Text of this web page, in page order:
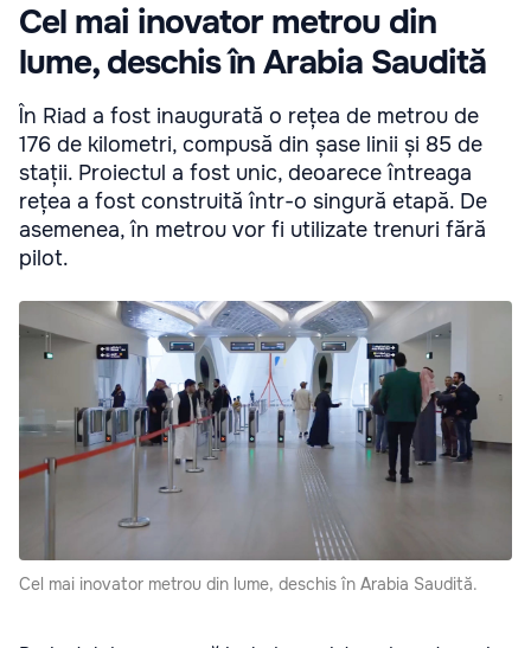
Cel mai inovator metrou din
lume, deschis în Arabia Saudită
În Riad a fost inaugurată o rețea de metrou de
176 de kilometri, compusă din șase linii și 85 de
stații. Proiectul a fost unic, deoarece întreaga
rețea a fost construită într-o singură etapă. De
asemenea, în metrou vor fi utilizate trenuri fără
pilot.
Cel mai inovator metrou din lume, deschis în Arabia Saudită.